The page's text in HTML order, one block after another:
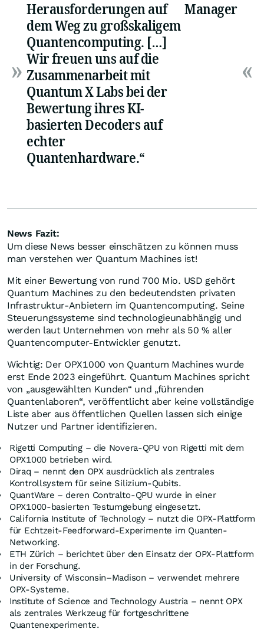
Herausforderungen auf
dem Weg zu großskaligem
Quantencomputing. […]
Wir freuen uns auf die
Zusammenarbeit mit
Quantum X Labs bei der
Bewertung ihres KI-
basierten Decoders auf
echter
Quantenhardware.“
Manager
News Fazit:
Um diese News besser einschätzen zu können muss
man verstehen wer Quantum Machines ist!
Mit einer Bewertung von rund 700 Mio. USD gehört
Quantum Machines zu den bedeutendsten privaten
Infrastruktur-Anbietern im Quantencomputing. Seine
Steuerungssysteme sind technologieunabhängig und
werden laut Unternehmen von mehr als 50 % aller
Quantencomputer-Entwickler genutzt.
Wichtig: Der OPX1000 von Quantum Machines wurde
erst Ende 2023 eingeführt. Quantum Machines spricht
von „ausgewählten Kunden“ und „führenden
Quantenlaboren“, veröffentlicht aber keine vollständige
Liste aber aus öffentlichen Quellen lassen sich einige
Nutzer und Partner identifizieren.
Rigetti Computing – die Novera-QPU von Rigetti mit dem
OPX1000 betrieben wird.
Diraq – nennt den OPX ausdrücklich als zentrales
Kontrollsystem für seine Silizium-Qubits.
QuantWare – deren Contralto-QPU wurde in einer
OPX1000-basierten Testumgebung eingesetzt.
California Institute of Technology – nutzt die OPX-Plattform
für Echtzeit-Feedforward-Experimente im Quanten-
Networking.
ETH Zürich – berichtet über den Einsatz der OPX-Plattform
in der Forschung.
University of Wisconsin–Madison – verwendet mehrere
OPX-Systeme.
Institute of Science and Technology Austria – nennt OPX
als zentrales Werkzeug für fortgeschrittene
Quantenexperimente.